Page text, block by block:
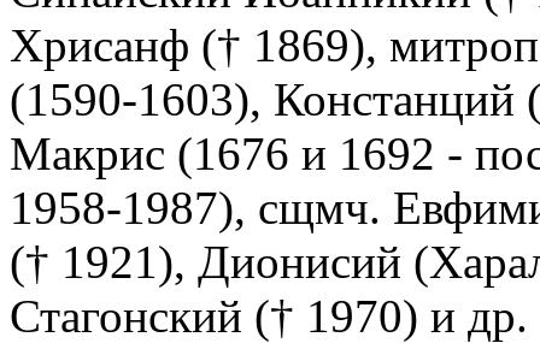
Хрисанф († 1869),
(1590-1603), Констанций
Макрис (1676 и 1692 -
1958-1987), сщмч.
(† 1921), Дионисий
Стагонский († 1970) и др.